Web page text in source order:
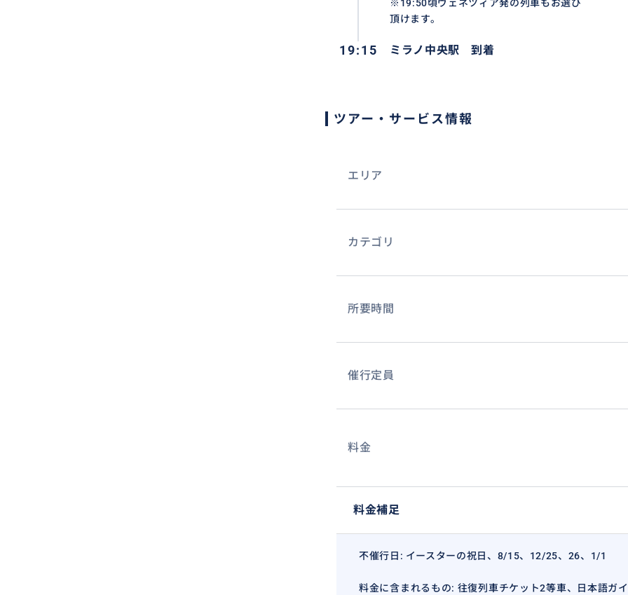
※19:50頃ヴェネツィア発の列車もお選び
頂けます。
19:15 ミラノ中央駅 到着
ツアー・サービス情報
エリア
カテゴリ
所要時間
催行定員
料金
料金補足
不催行日: イースターの祝日、8/15、12/25、26、1/1
料金に含まれるもの: 往復列車チケット2等車、日本語ガ